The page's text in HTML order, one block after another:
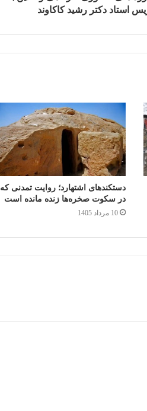
استاد دکتر رشید کاکاوند
دستکندهای اشتهارد؛ روایت تمدنی که
در سکوت صخره‌ها زنده مانده است
10 مرداد 1405